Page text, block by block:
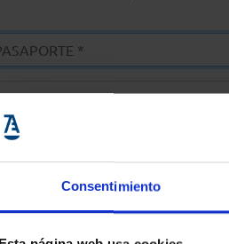
Consentimiento
Entrar
Solicitar Contraseña